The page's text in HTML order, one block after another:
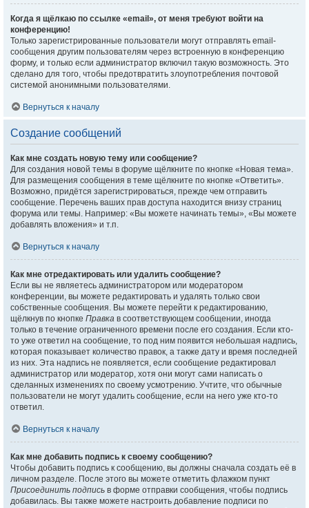
Когда я щёлкаю по ссылке «email», от меня требуют войти на
конференцию!
Только зарегистрированные пользователи могут отправлять email-
сообщения другим пользователям через встроенную в конференцию
форму, и только если администратор включил такую возможность. Это
сделано для того, чтобы предотвратить злоупотребления почтовой
системой анонимными пользователями.
Вернуться к началу
Создание сообщений
Как мне создать новую тему или сообщение?
Для создания новой темы в форуме щёлкните по кнопке «Новая тема».
Для размещения сообщения в теме щёлкните по кнопке «Ответить».
Возможно, придётся зарегистрироваться, прежде чем отправить
сообщение. Перечень ваших прав доступа находится внизу страниц
форума или темы. Например: «Вы можете начинать темы», «Вы можете
добавлять вложения» и т.п.
Вернуться к началу
Как мне отредактировать или удалить сообщение?
Если вы не являетесь администратором или модератором
конференции, вы можете редактировать и удалять только свои
собственные сообщения. Вы можете перейти к редактированию,
щёлкнув по кнопке Правка в соответствующем сообщении, иногда
только в течение ограниченного времени после его создания. Если кто-
то уже ответил на сообщение, то под ним появится небольшая надпись,
которая показывает количество правок, а также дату и время последней
из них. Эта надпись не появляется, если сообщение редактировал
администратор или модератор, хотя они могут сами написать о
сделанных изменениях по своему усмотрению. Учтите, что обычные
пользователи не могут удалить сообщение, если на него уже кто-то
ответил.
Вернуться к началу
Как мне добавить подпись к своему сообщению?
Чтобы добавить подпись к сообщению, вы должны сначала создать её в
личном разделе. После этого вы можете отметить флажком пункт
Присоединить подпись в форме отправки сообщения, чтобы подпись
добавилась. Вы также можете настроить добавление подписи по